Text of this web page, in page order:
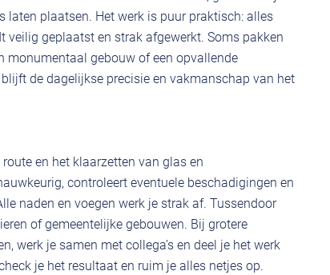
laten plaatsen. Het werk is puur praktisch: alles
veilig geplaatst en strak afgewerkt. Soms pakken
monumentaal gebouw of een opvallende
de dagelijkse precisie en vakmanschap van het
en het klaarzetten van glas en
controleert eventuele beschadigingen en
naden en voegen werk je strak af. Tussendoor
of gemeentelijke gebouwen. Bij grotere
werk je samen met collega’s en deel je het werk
je het resultaat en ruim je alles netjes op.